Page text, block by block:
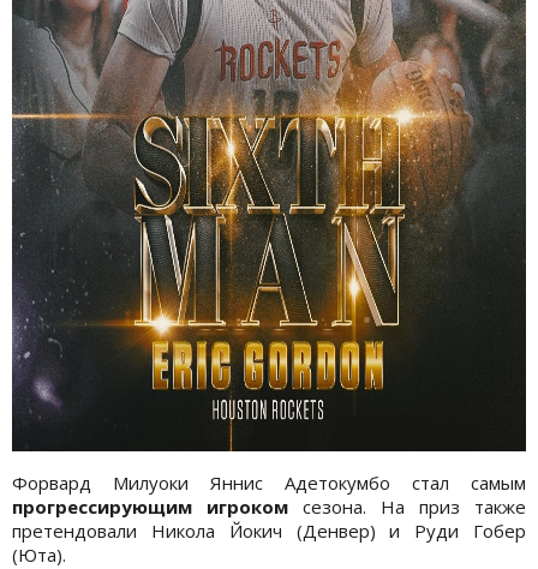
Форвард Милуоки Яннис Адетокумбо стал самым
прогрессирующим игроком сезона. На приз также
претендовали Никола Йокич (Денвер) и Руди Гобер
(Юта).